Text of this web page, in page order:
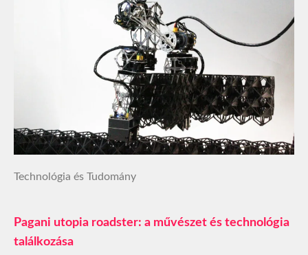
Technológia és Tudomány
Pagani utopia roadster: a művészet és technológia
találkozása